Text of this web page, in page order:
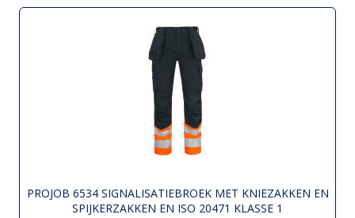
PROJOB 6534 SIGNALISATIEBROEK MET KNIEZAKKEN EN
SPIJKERZAKKEN EN ISO 20471 KLASSE 1